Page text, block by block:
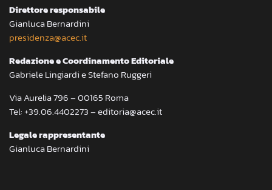
Direttore responsabile
Gianluca Bernardini
presidenza@acec.it
Redazione e Coordinamento Editoriale
Gabriele Lingiardi e Stefano Ruggeri
Via Aurelia 796 – 00165 Roma
Tel: +39.06.4402273 – editoria@acec.it
Legale rappresentante
Gianluca Bernardini